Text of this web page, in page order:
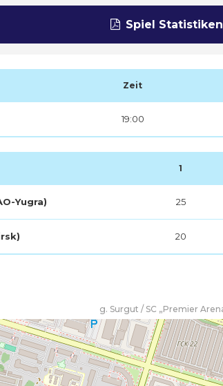
Spiel Statistiken
Zeit
19:00
1
Yugra) 25
20
g. Surgut / SC „Premier